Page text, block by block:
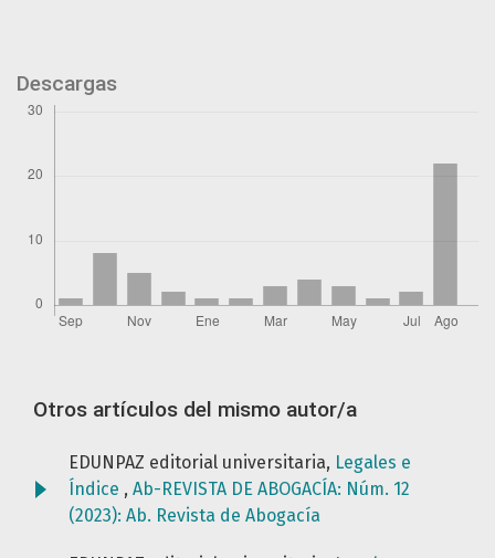
Descargas
Otros artículos del mismo autor/a
EDUNPAZ editorial universitaria, Legales e
Índice , Ab-REVISTA DE ABOGACÍA: Núm. 12
(2023): Ab. Revista de Abogacía